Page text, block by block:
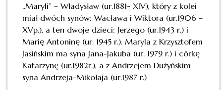
„Maryli” – Władysław (ur.1881- XIV), który z kolei
miał dwóch synów: Wacława i Wiktora (ur.1906 –
XVp.), a ten dwoje dzieci: Jerzego (ur.1943 r.) i
Marię Antoninę (ur. 1945 r.). Maryla z Krzysztofem
Jasińskim ma syna Jana-Jakuba (ur. 1979 r.) i córkę
Katarzynę (ur.1982r.), a z Andrzejem Dużyńskim
syna Andrzeja-Mikołaja (ur.1987 r.)